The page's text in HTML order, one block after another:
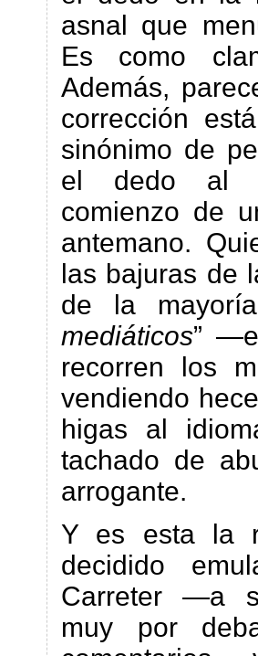
asnal que
Es como
Además,
corrección
sinónimo de
el dedo al
comienzo de
antemano.
las bajuras de
de la
mediáticos”
recorren los
vendiendo
higas al
tachado de
arrogante.
Y es esta la
decidido
Carreter —a
muy por